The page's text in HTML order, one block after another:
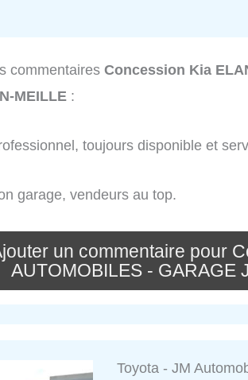
commentaires Concession Kia
MEILLE :
toujours disponible et
garage, vendeurs au top.
un commentaire pour
AUTOMOBILES - GARAGE
Toyota - JM